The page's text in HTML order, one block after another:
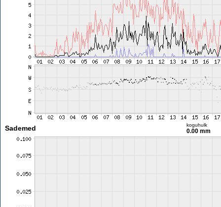
Sademed koguhulk
0.00 mm